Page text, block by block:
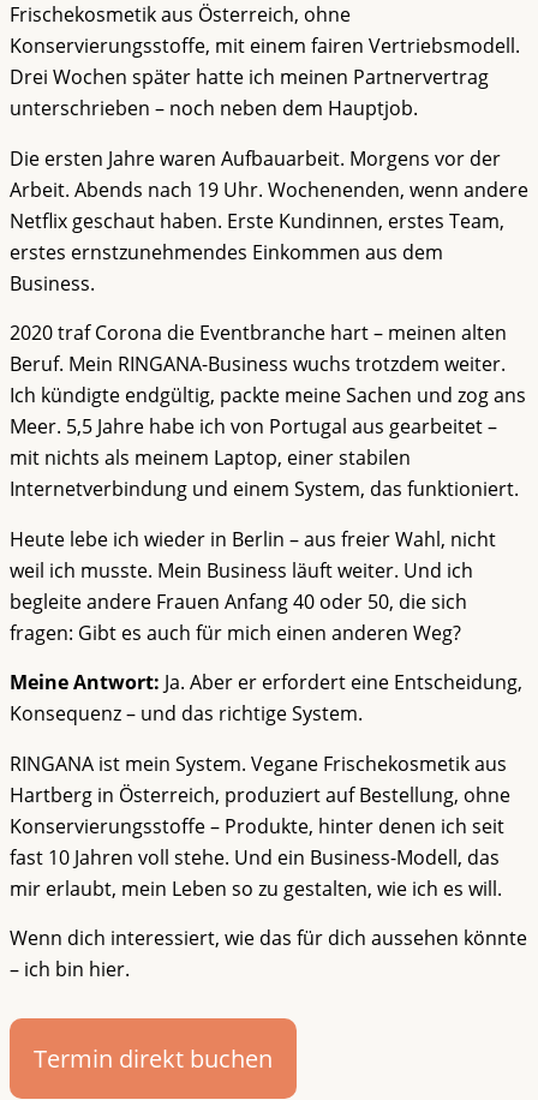
Frischekosmetik aus Österreich, ohne
Konservierungsstoffe, mit einem fairen Vertriebsmodell.
Drei Wochen später hatte ich meinen Partnervertrag
unterschrieben – noch neben dem Hauptjob.
Die ersten Jahre waren Aufbauarbeit. Morgens vor der
Arbeit. Abends nach 19 Uhr. Wochenenden, wenn andere
Netflix geschaut haben. Erste Kundinnen, erstes Team,
erstes ernstzunehmendes Einkommen aus dem
Business.
2020 traf Corona die Eventbranche hart – meinen alten
Beruf. Mein RINGANA-Business wuchs trotzdem weiter.
Ich kündigte endgültig, packte meine Sachen und zog ans
Meer. 5,5 Jahre habe ich von Portugal aus gearbeitet –
mit nichts als meinem Laptop, einer stabilen
Internetverbindung und einem System, das funktioniert.
Heute lebe ich wieder in Berlin – aus freier Wahl, nicht
weil ich musste. Mein Business läuft weiter. Und ich
begleite andere Frauen Anfang 40 oder 50, die sich
fragen: Gibt es auch für mich einen anderen Weg?
Meine Antwort: Ja. Aber er erfordert eine Entscheidung,
Konsequenz – und das richtige System.
RINGANA ist mein System. Vegane Frischekosmetik aus
Hartberg in Österreich, produziert auf Bestellung, ohne
Konservierungsstoffe – Produkte, hinter denen ich seit
fast 10 Jahren voll stehe. Und ein Business-Modell, das
mir erlaubt, mein Leben so zu gestalten, wie ich es will.
Wenn dich interessiert, wie das für dich aussehen könnte
– ich bin hier.
Termin direkt buchen